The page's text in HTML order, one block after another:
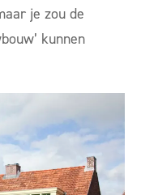
je zou de
kunnen